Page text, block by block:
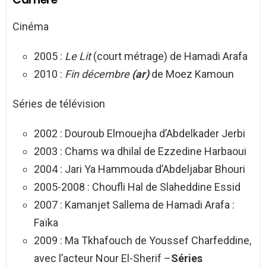
Cinéma
2005 : Le Lit(court métrage) de Hamadi Arafa
2010 : Fin décembre (ar)de Moez Kamoun
Séries de télévision
2002 : Douroub Elmouejha d’Abdelkader Jerbi
2003 : Chams wa dhilal de Ezzedine Harbaoui
2004 : Jari Ya Hammouda d’Abdeljabar Bhouri
2005-2008 : Choufli Hal de Slaheddine Essid
2007 : Kamanjet Sallema de Hamadi Arafa :
Faïka
2009 : Ma Tkhafouch de Youssef Charfeddine,
avec l’acteur Nour El-Sherif –Séries